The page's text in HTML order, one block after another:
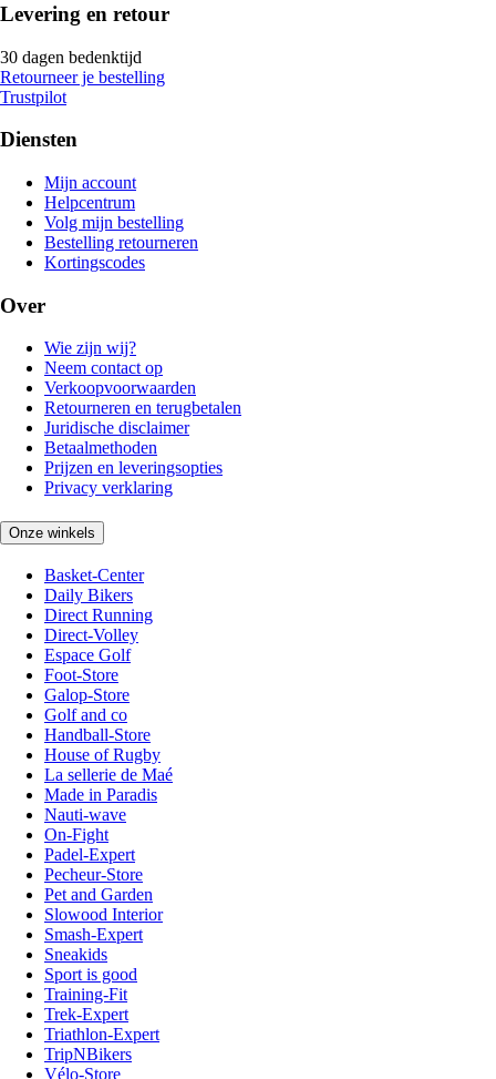
Levering en retour
30 dagen bedenktijd
Retourneer je bestelling
Trustpilot
Diensten
Mijn account
Helpcentrum
Volg mijn bestelling
Bestelling retourneren
Kortingscodes
Over
Wie zijn wij?
Neem contact op
Verkoopvoorwaarden
Retourneren en terugbetalen
Juridische disclaimer
Betaalmethoden
Prijzen en leveringsopties
Privacy verklaring
Onze winkels
Basket-Center
Daily Bikers
Direct Running
Direct-Volley
Espace Golf
Foot-Store
Galop-Store
Golf and co
Handball-Store
House of Rugby
La sellerie de Maé
Made in Paradis
Nauti-wave
On-Fight
Padel-Expert
Pecheur-Store
Pet and Garden
Slowood Interior
Smash-Expert
Sneakids
Sport is good
Training-Fit
Trek-Expert
Triathlon-Expert
TripNBikers
Vélo-Store